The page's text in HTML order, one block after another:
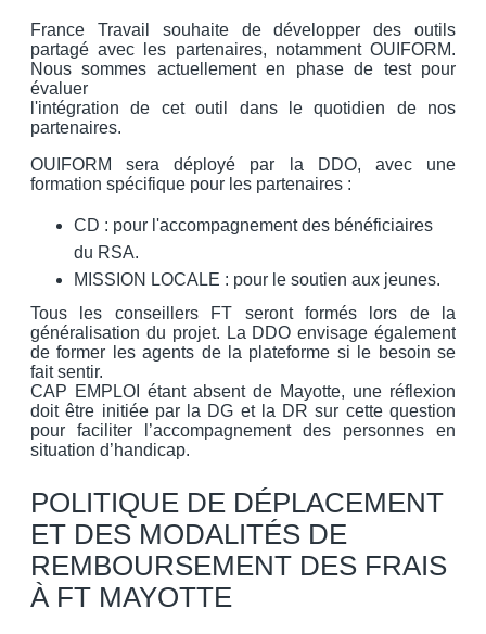
France Travail souhaite de développer des outils
partagé avec les partenaires, notamment OUIFORM.
Nous sommes actuellement en phase de test pour
évaluer
l'intégration de cet outil dans le quotidien de nos
partenaires.
OUIFORM sera déployé par la DDO, avec une
formation spécifique pour les partenaires :
CD : pour l'accompagnement des bénéficiaires
du RSA.
MISSION LOCALE : pour le soutien aux jeunes.
Tous les conseillers FT seront formés lors de la
généralisation du projet. La DDO envisage également
de former les agents de la plateforme si le besoin se
fait sentir.
CAP EMPLOI étant absent de Mayotte, une réflexion
doit être initiée par la DG et la DR sur cette question
pour faciliter l’accompagnement des personnes en
situation d’handicap.
POLITIQUE DE DÉPLACEMENT
ET DES MODALITÉS DE
REMBOURSEMENT DES FRAIS
À FT MAYOTTE